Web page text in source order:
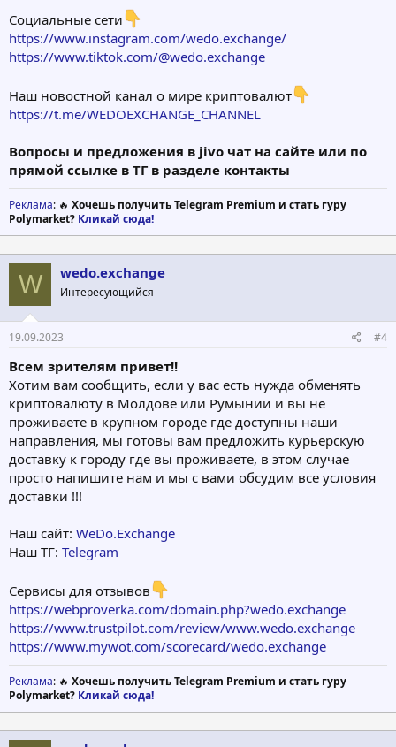
Социальные сети
https://www.instagram.com/wedo.exchange/
https://www.tiktok.com/@wedo.exchange
Наш новостной канал о мире криптовалют
https://t.me/WEDOEXCHANGE_CHANNEL
Вопросы и предложения в jivo чат на сайте или по
прямой ссылке в ТГ в разделе контакты
Реклама: 🔥 Хочешь получить Telegram Premium и стать гуру
Polymarket? Кликай сюда!
W wedo.exchange
Интересующийся
19.09.2023 #4
Всем зрителям привет!!
Хотим вам сообщить, если у вас есть нужда обменять
криптовалюту в Молдове или Румынии и вы не
проживаете в крупном городе где доступны наши
направления, мы готовы вам предложить курьерскую
доставку к городу где вы проживаете, в этом случае
просто напишите нам и мы с вами обсудим все условия
доставки !!!
Наш сайт: WeDo.Exchange
Наш ТГ: Telegram
Сервисы для отзывов
https://webproverka.com/domain.php?wedo.exchange
https://www.trustpilot.com/review/www.wedo.exchange
https://www.mywot.com/scorecard/wedo.exchange
Реклама: 🔥 Хочешь получить Telegram Premium и стать гуру
Polymarket? Кликай сюда!